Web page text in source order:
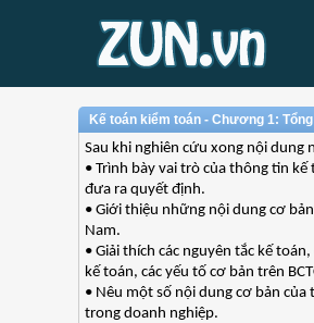
Kế toán kiểm toán - Chương 1:
Sau khi nghiên cứu xong nội dung
• Trình bày vai trò của thông tin
đưa ra quyết định.
• Giới thiệu những nội dung cơ
Nam.
• Giải thích các nguyên tắc kế
kế toán, các yếu tố cơ bản trên
• Nêu một số nội dung cơ bản của
trong doanh nghiệp.